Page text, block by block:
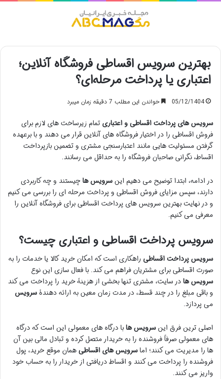
بهترین سرویس اقساطی فروشگاه آنلاین؛
اعتباری یا پرداخت مرحله‌ای؟
05/12/1404 خواندن این مطلب 7 دقیقه زمان میبرد
سرویس های پرداخت اقساطی و اعتباریتمام زیرساخت های لازم برای
فروش اقساطی را در اختیار فروشگاه های آنلاین قرار می دهند و با برعهده
گرفتن مسئولیت هایی مانند اعتبارسنجی مشتری و تضمین بازپرداخت
اقساط، نگرانی صاحبان فروشگاه را به حداقل می رسانند.
در ادامه، ابتدا توضیح می دهیم اینسرویس هاچیستند و چه کاربردی
دارند، سپس مزایای فروش اقساطی و پرداخت مرحله ای را بررسی می کنیم
و در نهایت بهترین سرویس های پرداخت اقساطی برای فروشگاه آنلاین را
معرفی می کنیم.
سرویس پرداخت اقساطی و اعتباری چیست؟
سرویس پرداخت اقساطی راهکاری است که امکان خرید کالا یا خدمات را به
صورت اقساطی برای مشتریان فراهم می کند. با فعال سازی این نوع
سرویس هادر سایت، مشتری تنها بخشی از هزینۀ خرید را پرداخت می کند
و باقی مبلغ را در چند قسط، در مدت زمان معین به ارائه دهندۀسرویس
می پردازد.
اصلی ترین فرق اینسرویس هابا درگاه های معمولی این است که درگاه
های معمولی صرفاً فروشنده را به خریدار متصل کرده و تبادل مالی بین آن
ها را مدیریت می کنند؛ اماسرویس های اقساطیهمان موقع خرید، پول
فروشنده را پرداخت می کنند و اقساط دریافتی از خریدار را به حساب خود
واریز می کنند.